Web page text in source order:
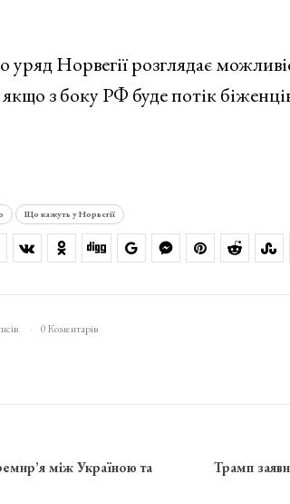
Норвегії розглядає
з боку РФ буде потік
Що кажуть у Норвегії
0 Коментарів
між Україною та
Трамп